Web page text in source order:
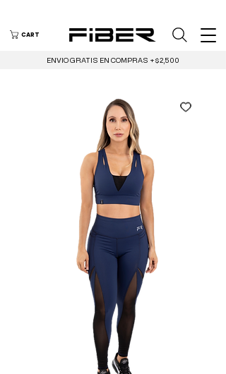
CART
ENVIO GRATIS EN COMPRAS +$2,500